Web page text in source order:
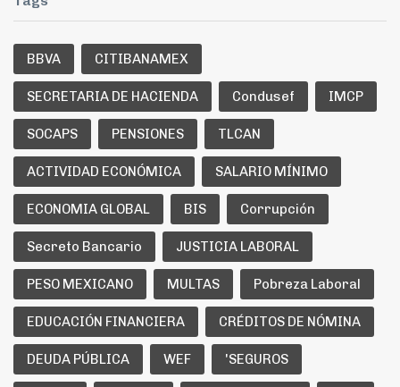
BBVA CITIBANAMEX
SECRETARIA DE HACIENDA Condusef IMCP
SOCAPS PENSIONES TLCAN
ACTIVIDAD ECONÓMICA SALARIO MÍNIMO
ECONOMIA GLOBAL BIS Corrupción
Secreto Bancario JUSTICIA LABORAL
PESO MEXICANO MULTAS Pobreza Laboral
EDUCACIÓN FINANCIERA CRÉDITOS DE NÓMINA
DEUDA PÚBLICA WEF 'SEGUROS